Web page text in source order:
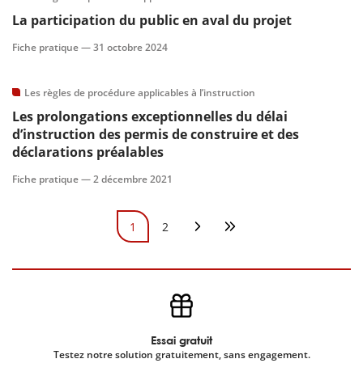
La participation du public en aval du projet
Fiche pratique —31 octobre 2024
Les règles de procédure applicables à l’instruction
Les prolongations exceptionnelles du délai
d’instruction des permis de construire et des
déclarations préalables
Fiche pratique —2 décembre 2021
Page courante
1 Page
2 Page suivanteDernière page
Essai gratuit
Testez notre solution gratuitement, sans engagement.